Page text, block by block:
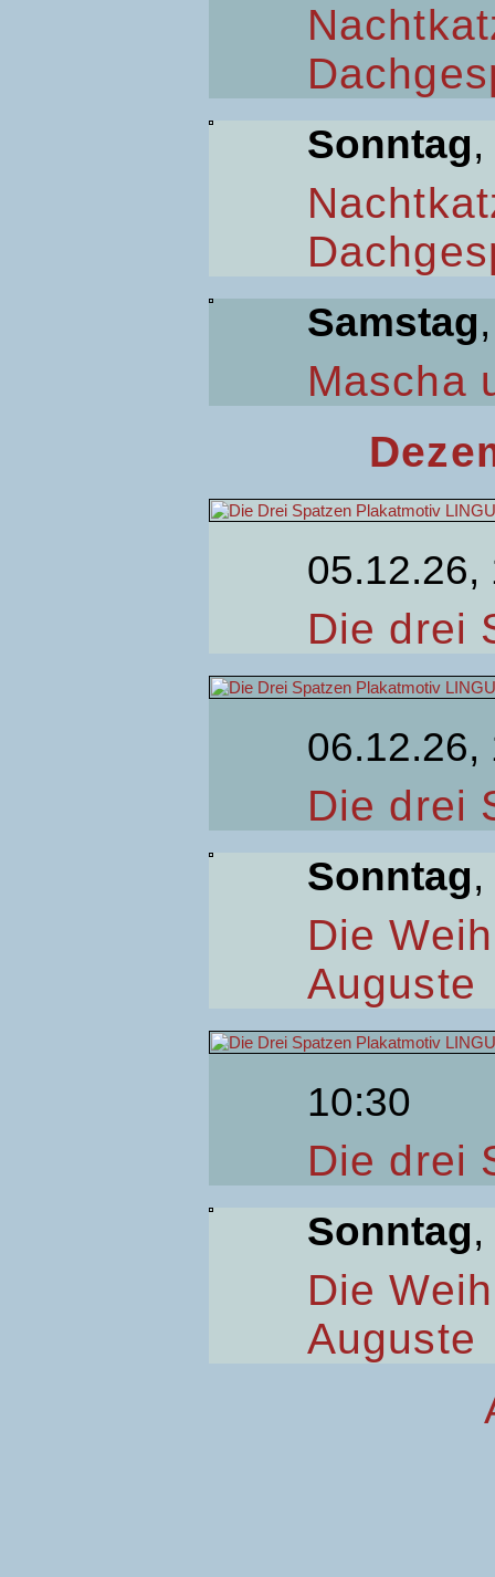
Sonntag
Samstag
Mascha
05.12.26,
Die drei
06.12.26,
Die drei
Sonntag
Die
Auguste
10:30
Die drei
Sonntag
Die
Auguste